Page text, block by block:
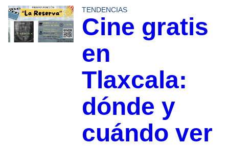
TENDENCIAS
Cine gratis
en
Tlaxcala:
dónde y
cuándo ver